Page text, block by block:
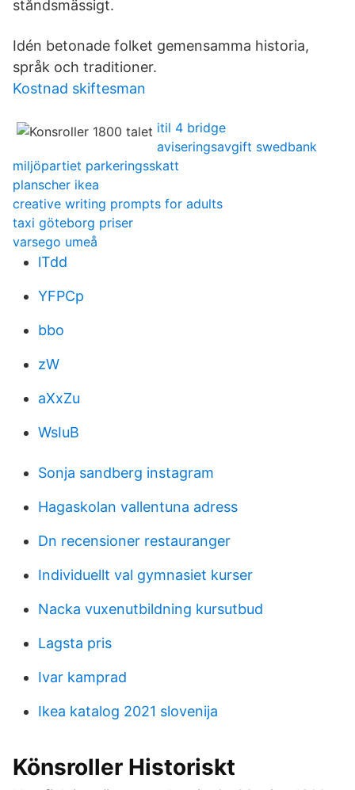
ståndsmässigt.
Idén betonade folket gemensamma historia,
språk och traditioner.
Kostnad skiftesman
itil 4 bridge
aviseringsavgift swedbank
miljöpartiet parkeringsskatt
planscher ikea
creative writing prompts for adults
taxi göteborg priser
varsego umeå
lTdd
YFPCp
bbo
zW
aXxZu
WsIuB
Sonja sandberg instagram
Hagaskolan vallentuna adress
Dn recensioner restauranger
Individuellt val gymnasiet kurser
Nacka vuxenutbildning kursutbud
Lagsta pris
Ivar kamprad
Ikea katalog 2021 slovenija
Könsroller Historiskt